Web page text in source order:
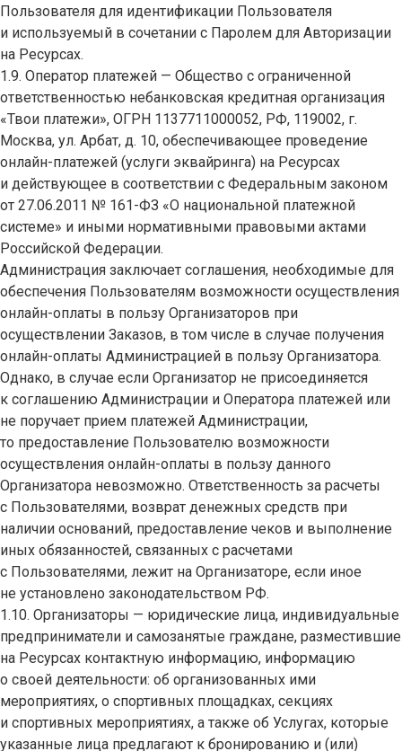
Пользователя для идентификации Пользователя
и используемый в сочетании с Паролем для Авторизации
на Ресурсах.
1.9. Оператор платежей — Общество с ограниченной
ответственностью небанковская кредитная организация
«Твои платежи», ОГРН 1137711000052, РФ, 119002, г.
Москва, ул. Арбат, д. 10, обеспечивающее проведение
онлайн-платежей (услуги эквайринга) на Ресурсах
и действующее в соответствии с Федеральным законом
от 27.06.2011 № 161-ФЗ «О национальной платежной
системе» и иными нормативными правовыми актами
Российской Федерации.
Администрация заключает соглашения, необходимые для
обеспечения Пользователям возможности осуществления
онлайн-оплаты в пользу Организаторов при
осуществлении Заказов, в том числе в случае получения
онлайн-оплаты Администрацией в пользу Организатора.
Однако, в случае если Организатор не присоединяется
к соглашению Администрации и Оператора платежей или
не поручает прием платежей Администрации,
то предоставление Пользователю возможности
осуществления онлайн-оплаты в пользу данного
Организатора невозможно. Ответственность за расчеты
с Пользователями, возврат денежных средств при
наличии оснований, предоставление чеков и выполнение
иных обязанностей, связанных с расчетами
с Пользователями, лежит на Организаторе, если иное
не установлено законодательством РФ.
1.10. Организаторы — юридические лица, индивидуальные
предприниматели и самозанятые граждане, разместившие
на Ресурсах контактную информацию, информацию
о своей деятельности: об организованных ими
мероприятиях, о спортивных площадках, секциях
и спортивных мероприятиях, а также об Услугах, которые
указанные лица предлагают к бронированию и (или)